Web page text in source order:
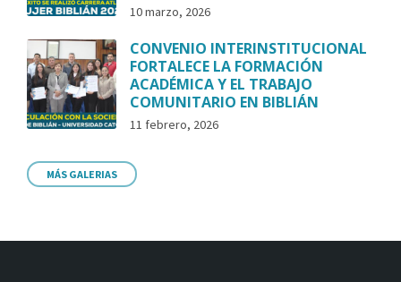
10 marzo, 2026
CONVENIO INTERINSTITUCIONAL
FORTALECE LA FORMACIÓN
ACADÉMICA Y EL TRABAJO
COMUNITARIO EN BIBLIÁN
11 febrero, 2026
MÁS GALERIAS